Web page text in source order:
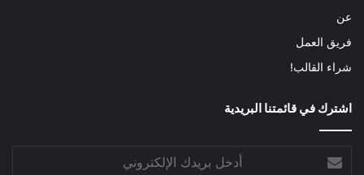
عن
فريق العمل
شراء القالب!
اشترك في قائمتنا البريدية
بريدك